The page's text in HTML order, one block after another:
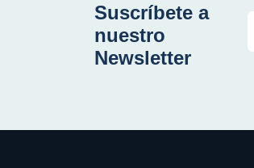
Suscríbete a
nuestro
Newsletter